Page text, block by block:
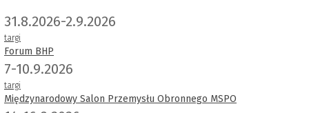
31.8.2026-2.9.2026
targi
Forum BHP
7-10.9.2026
targi
Międzynarodowy Salon Przemysłu Obronnego MSPO